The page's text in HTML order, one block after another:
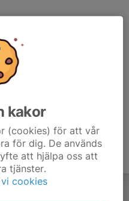
kakor
(cookies) för att vår
för dig. De används
att hjälpa oss att
tjänster.
cookies